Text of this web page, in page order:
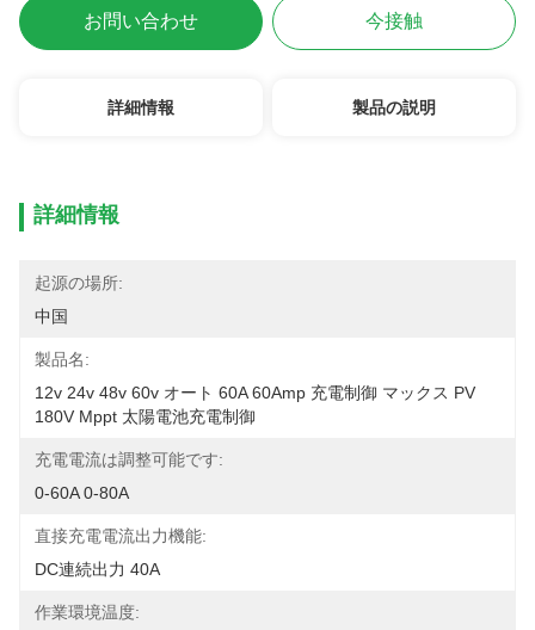
お問い合わせ 今接触
詳細情報 製品の説明
詳細情報
起源の場所:
中国
製品名:
12v 24v 48v 60v オート 60A 60Amp 充電制御 マックス PV
180V Mppt 太陽電池充電制御
充電電流は調整可能です:
0-60A 0-80A
直接充電電流出力機能:
DC連続出力 40A
作業環境温度: